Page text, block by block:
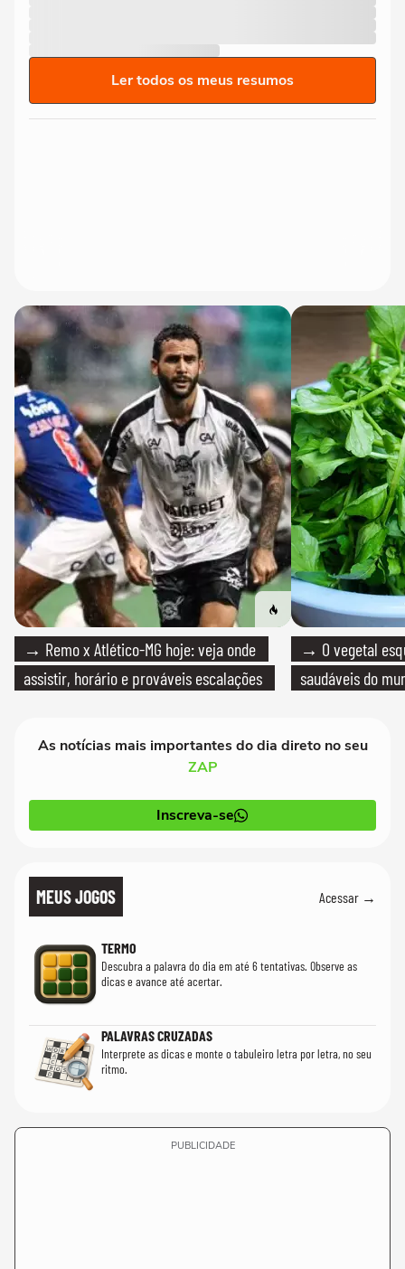
Ler todos os meus resumos
→ Remo x Atlético-MG hoje: veja onde
assistir, horário e prováveis escalações
→ O vegetal
saudáveis do
As notícias mais importantes do dia direto no seu
ZAP
Inscreva-se
MEUS JOGOS Acessar →
TERMO
Descubra a palavra do dia em até 6 tentativas. Observe as
dicas e avance até acertar.
PALAVRAS CRUZADAS
Interprete as dicas e monte o tabuleiro letra por letra, no seu
ritmo.
PUBLICIDADE